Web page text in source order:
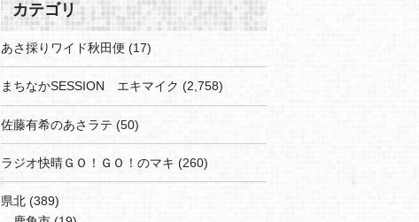
カテゴリ
あさ採りワイド秋田便 (17)
まちなかSESSION エキマイク (2,758)
佐藤有希のあさラテ (50)
ラジオ快晴ＧＯ！ＧＯ！のマキ (260)
県北 (389)